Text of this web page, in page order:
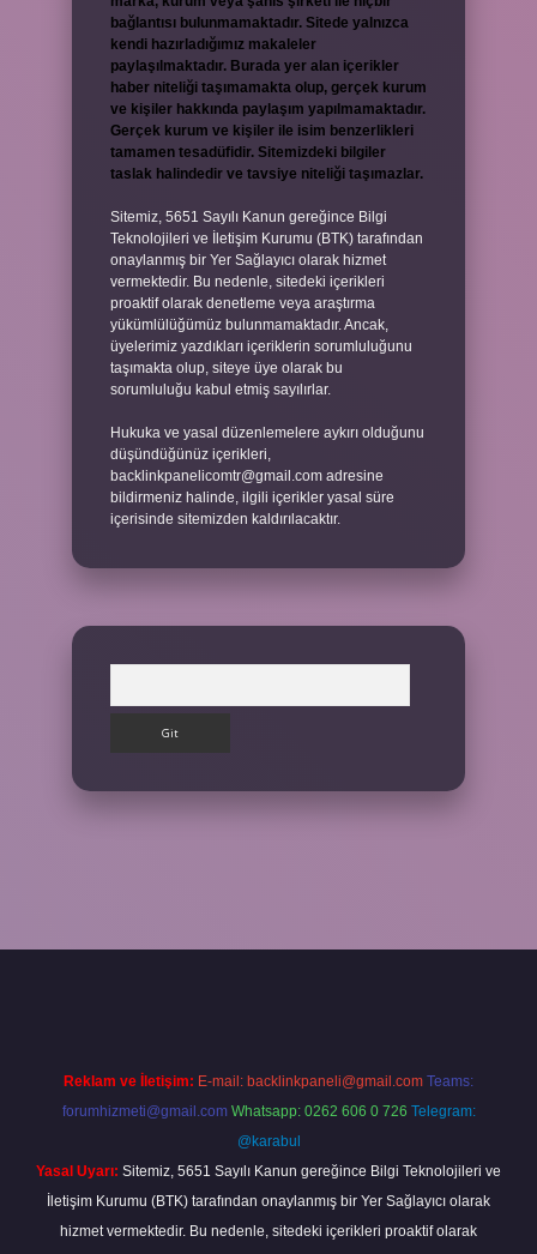
bağlantısı bulunmamaktadır. Sitede yalnızca
kendi hazırladığımız makaleler
paylaşılmaktadır. Burada yer alan içerikler
haber niteliği taşımamakta olup, gerçek kurum
ve kişiler hakkında paylaşım yapılmamaktadır.
Gerçek kurum ve kişiler ile isim benzerlikleri
tamamen tesadüfidir. Sitemizdeki bilgiler
taslak halindedir ve tavsiye niteliği taşımazlar.
Sitemiz, 5651 Sayılı Kanun gereğince Bilgi
Teknolojileri ve İletişim Kurumu (BTK) tarafından
onaylanmış bir Yer Sağlayıcı olarak hizmet
vermektedir. Bu nedenle, sitedeki içerikleri
proaktif olarak denetleme veya araştırma
yükümlülüğümüz bulunmamaktadır. Ancak,
üyelerimiz yazdıkları içeriklerin sorumluluğunu
taşımakta olup, siteye üye olarak bu
sorumluluğu kabul etmiş sayılırlar.
Hukuka ve yasal düzenlemelere aykırı olduğunu
düşündüğünüz içerikleri,
backlinkpanelicomtr@gmail.com adresine
bildirmeniz halinde, ilgili içerikler yasal süre
içerisinde sitemizden kaldırılacaktır.
Reklam ve İletişim: E-mail: backlinkpaneli@gmail.com Teams:
forumhizmeti@gmail.com Whatsapp: 0262 606 0 726 Telegram:
@karabul
Yasal Uyarı: Sitemiz, 5651 Sayılı Kanun gereğince Bilgi Teknolojileri ve
İletişim Kurumu (BTK) tarafından onaylanmış bir Yer Sağlayıcı olarak
hizmet vermektedir. Bu nedenle, sitedeki içerikleri proaktif olarak